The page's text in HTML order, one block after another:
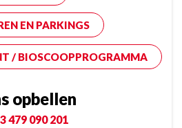
EN PARKINGS
/ BIOSCOOPPROGRAMMA
opbellen
479 090 201